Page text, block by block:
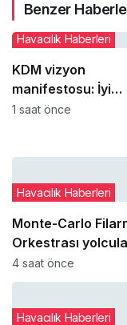
Benzer
KDM vizyon
manifestosu: İyi
yönetimi kişilere
Havacılık Haberleri
1 saat önce
Monte-Carlo
Orkestrası
uçakta sürpriz
verdi
Havacılık Haberleri
4 saat önce
Havacılık Haberleri